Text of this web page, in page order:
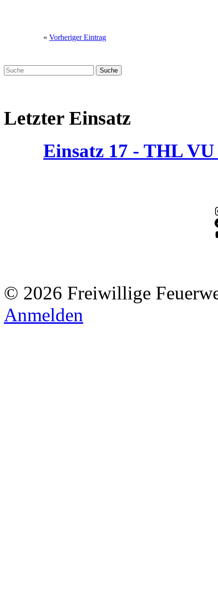
« Vorheriger Eintrag
Letzter Einsatz
Einsatz 17 - THL
© 2026 Freiwillige
Anmelden